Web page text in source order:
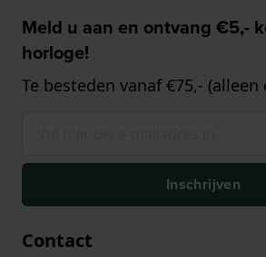
Meld u aan en ontvang €5,-
horloge!
Te besteden vanaf €75,-
Inschrijven
Contact